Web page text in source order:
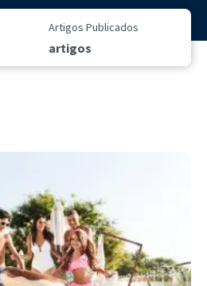
Artigos Publicados
artigos